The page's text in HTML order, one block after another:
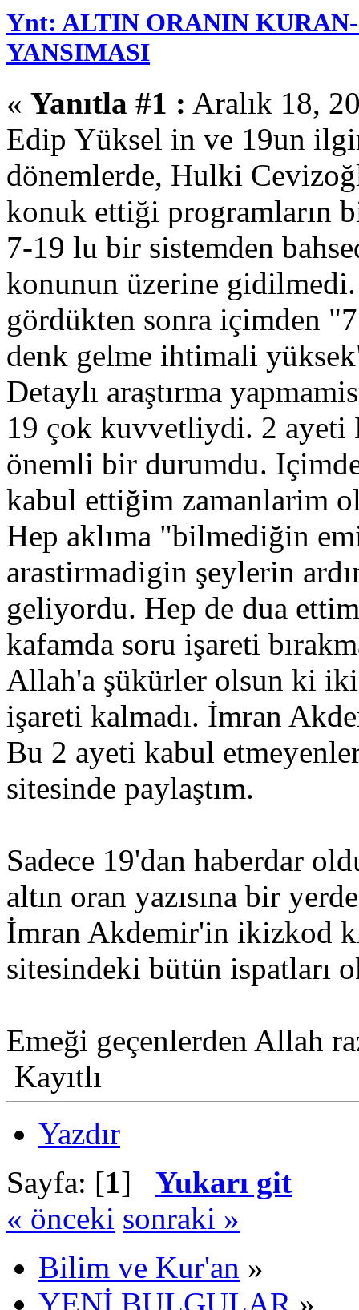
Ynt: ALTIN ORANIN
YANSIMASI
« Yanıtla #1 : Aralık 18,
Edip Yüksel in ve 19un
dönemlerde, Hulki
konuk ettiği programların
7-19 lu bir sistemden
konunun üzerine
gördükten sonra içimden
denk gelme ihtimali
Detaylı araştırma
​​​​​​19 çok kuvvetliydi. 2 ayeti
önemli bir durumdu.
kabul ettiğim zamanlarim
Hep aklıma "bilmediğin
arastirmadigin şeylerin
geliyordu. Hep de dua
kafamda soru işareti
Allah'a şükürler olsun ki
işareti kalmadı. İmran
Bu 2 ayeti kabul
sitesinde paylaştım.
Sadece 19'dan haberdar
altın oran yazısına bir
İmran Akdemir'in ikizkod
sitesindeki bütün ispatları
Emeği geçenlerden Allah
Kayıtlı
Yazdır
Sayfa: [1] Yukarı git
« önceki sonraki »
Bilim ve Kur'an »